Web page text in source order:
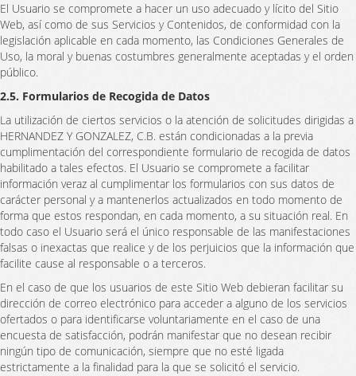
El Usuario se compromete a hacer un uso adecuado y lícito del Sitio
Web, así como de sus Servicios y Contenidos, de conformidad con la
legislación aplicable en cada momento, las Condiciones Generales de
Uso, la moral y buenas costumbres generalmente aceptadas y el orden
público.
2.5. Formularios de Recogida de Datos
La utilización de ciertos servicios o la atención de solicitudes dirigidas a
HERNANDEZ Y GONZALEZ, C.B. están condicionadas a la previa
cumplimentación del correspondiente formulario de recogida de datos
habilitado a tales efectos. El Usuario se compromete a facilitar
información veraz al cumplimentar los formularios con sus datos de
carácter personal y a mantenerlos actualizados en todo momento de
forma que estos respondan, en cada momento, a su situación real. En
todo caso el Usuario será el único responsable de las manifestaciones
falsas o inexactas que realice y de los perjuicios que la información que
facilite cause al responsable o a terceros.
En el caso de que los usuarios de este Sitio Web debieran facilitar su
dirección de correo electrónico para acceder a alguno de los servicios
ofertados o para identificarse voluntariamente en el caso de una
encuesta de satisfacción, podrán manifestar que no desean recibir
ningún tipo de comunicación, siempre que no esté ligada
estrictamente a la finalidad para la que se solicitó el servicio.